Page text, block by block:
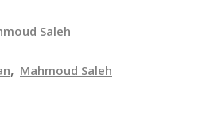
Saleh
, Mahmoud Saleh